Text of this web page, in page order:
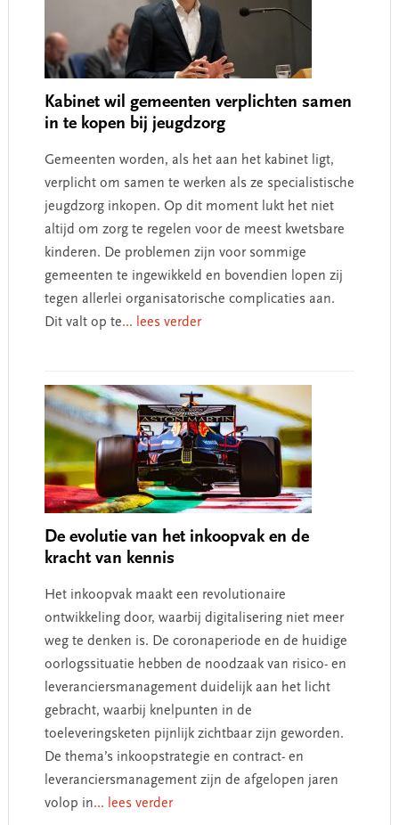
Kabinet wil gemeenten verplichten samen
in te kopen bij jeugdzorg
Gemeenten worden, als het aan het kabinet ligt,
verplicht om samen te werken als ze specialistische
jeugdzorg inkopen. Op dit moment lukt het niet
altijd om zorg te regelen voor de meest kwetsbare
kinderen. De problemen zijn voor sommige
gemeenten te ingewikkeld en bovendien lopen zij
tegen allerlei organisatorische complicaties aan.
Dit valt op te... lees verder
De evolutie van het inkoopvak en de
kracht van kennis
Het inkoopvak maakt een revolutionaire
ontwikkeling door, waarbij digitalisering niet meer
weg te denken is. De coronaperiode en de huidige
oorlogssituatie hebben de noodzaak van risico- en
leveranciersmanagement duidelijk aan het licht
gebracht, waarbij knelpunten in de
toeleveringsketen pijnlijk zichtbaar zijn geworden.
De thema’s inkoopstrategie en contract- en
leveranciersmanagement zijn de afgelopen jaren
volop in... lees verder